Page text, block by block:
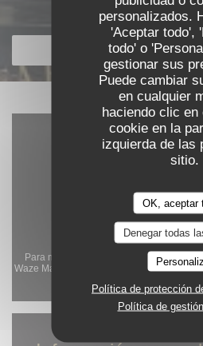
personalizados.
'Aceptar todo',
todo' o
gestionar sus
Puede cambiar
en cualquier
haciendo clic en
cookie en la
izquierda de las
sitio.
OK, aceptar
Denegar todas
Política de protección
Política de
Descubrir
DESCUBRIR
Para mostrar el mapa interactivo de
Waze Map (Google). Estas cookies
ubicación.